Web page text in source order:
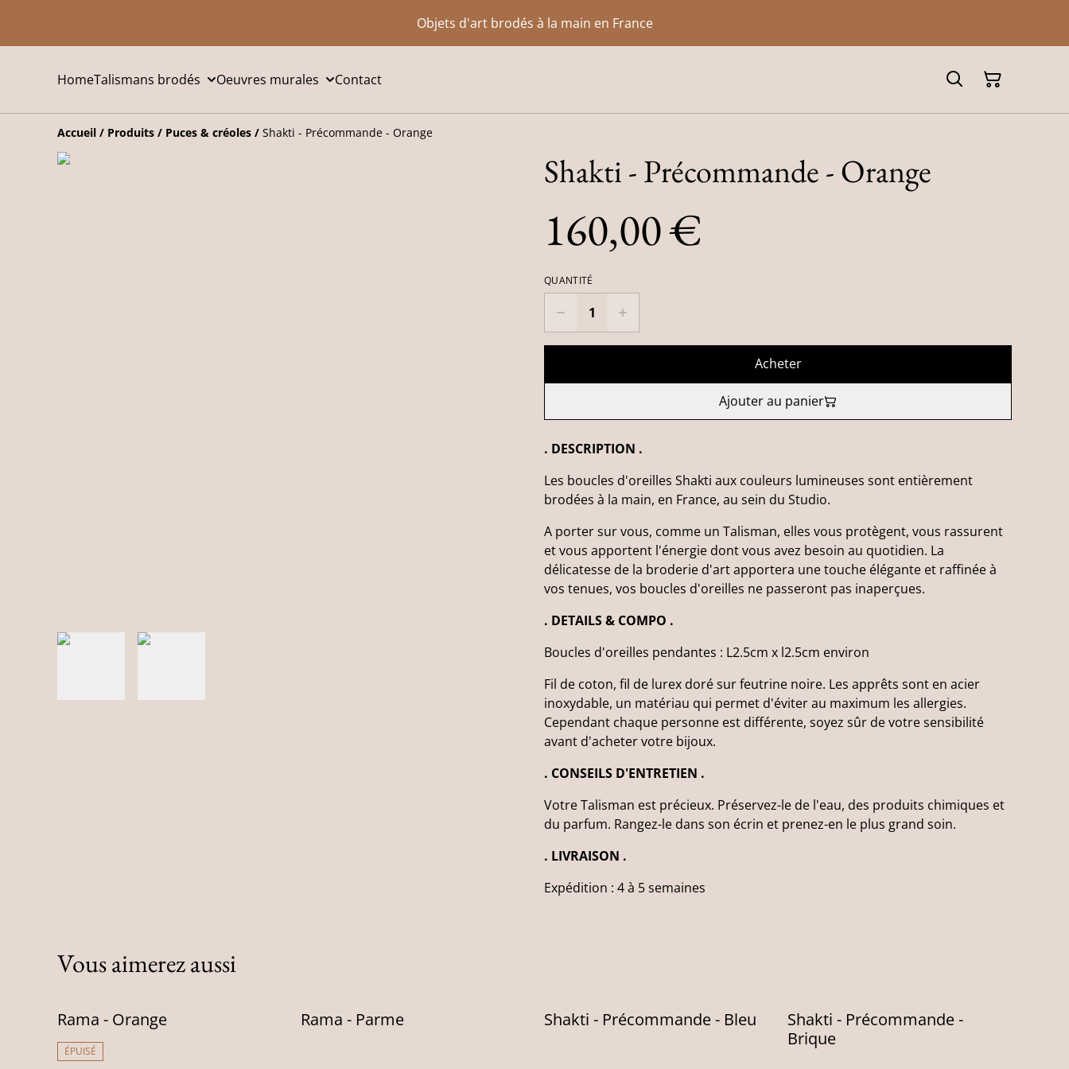
Objets d'art brodés à la main en France
HomeTalismans brodés Oeuvres murales Contact
Accueil / Produits / Puces & créoles / Shakti - Précommande - Orange
Shakti - Précommande - Orange
160,00 €
QUANTITÉ
Acheter
Ajouter au panier
. DESCRIPTION .
Les boucles d'oreilles Shakti aux couleurs lumineuses sont entièrement
brodées à la main, en France, au sein du Studio.
A porter sur vous, comme un Talisman, elles vous protègent, vous rassurent
et vous apportent l'énergie dont vous avez besoin au quotidien. La
délicatesse de la broderie d'art apportera une touche élégante et raffinée à
vos tenues, vos boucles d'oreilles ne passeront pas inaperçues.
. DETAILS & COMPO .
Boucles d'oreilles pendantes : L2.5cm x l2.5cm environ
Fil de coton, fil de lurex doré sur feutrine noire. Les apprêts sont en acier
inoxydable, un matériau qui permet d'éviter au maximum les allergies.
Cependant chaque personne est différente, soyez sûr de votre sensibilité
avant d'acheter votre bijoux.
. CONSEILS D'ENTRETIEN .
Votre Talisman est précieux. Préservez-le de l'eau, des produits chimiques et
du parfum. Rangez-le dans son écrin et prenez-en le plus grand soin.
. LIVRAISON .
Expédition : 4 à 5 semaines
Vous aimerez aussi
Rama - Orange
ÉPUISÉ
Rama - Parme Shakti - Précommande - Bleu
Shakti - Précommande -
Brique